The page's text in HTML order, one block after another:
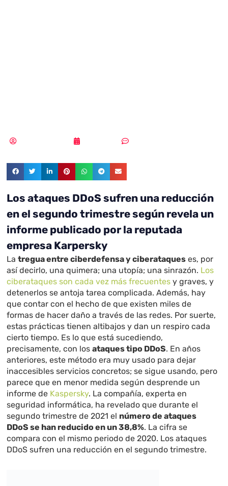
Los ataques DDoS sufren una reducción
en el segundo trimestre según revela un
informe publicado por la reputada
empresa Karpersky
Latregua entre ciberdefensa y ciberataques es, por
así decirlo, una quimera; una utopía; una sinrazón. Los
ciberataques son cada vez más frecuentesy graves, y
detenerlos se antoja tarea complicada. Además, hay
que contar con el hecho de que existen miles de
formas de hacer daño a través de las redes. Por suerte,
estas prácticas tienen altibajos y dan un respiro cada
cierto tiempo. Es lo que está sucediendo,
precisamente, con losataques tipo DDoS. En años
anteriores, este método era muy usado para dejar
inaccesibles servicios concretos; se sigue usando, pero
parece que en menor medida según desprende un
informe de Kaspersky. La compañía, experta en
seguridad informática, ha revelado que durante el
segundo trimestre de 2021 el número de ataques
DDoS se han reducido en un 38,8%. La cifra se
compara con el mismo periodo de 2020. Los ataques
DDoS sufren una reducción en el segundo trimestre.